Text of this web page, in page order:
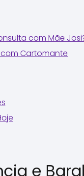
com Mãe
Cartomante
e